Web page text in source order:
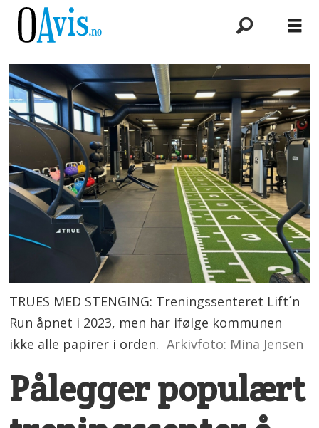
TRUES MED STENGING: Treningssenteret Lift´n
Run åpnet i 2023, men har ifølge kommunen
ikke alle papirer i orden. Arkivfoto: Mina Jensen
Pålegger populært